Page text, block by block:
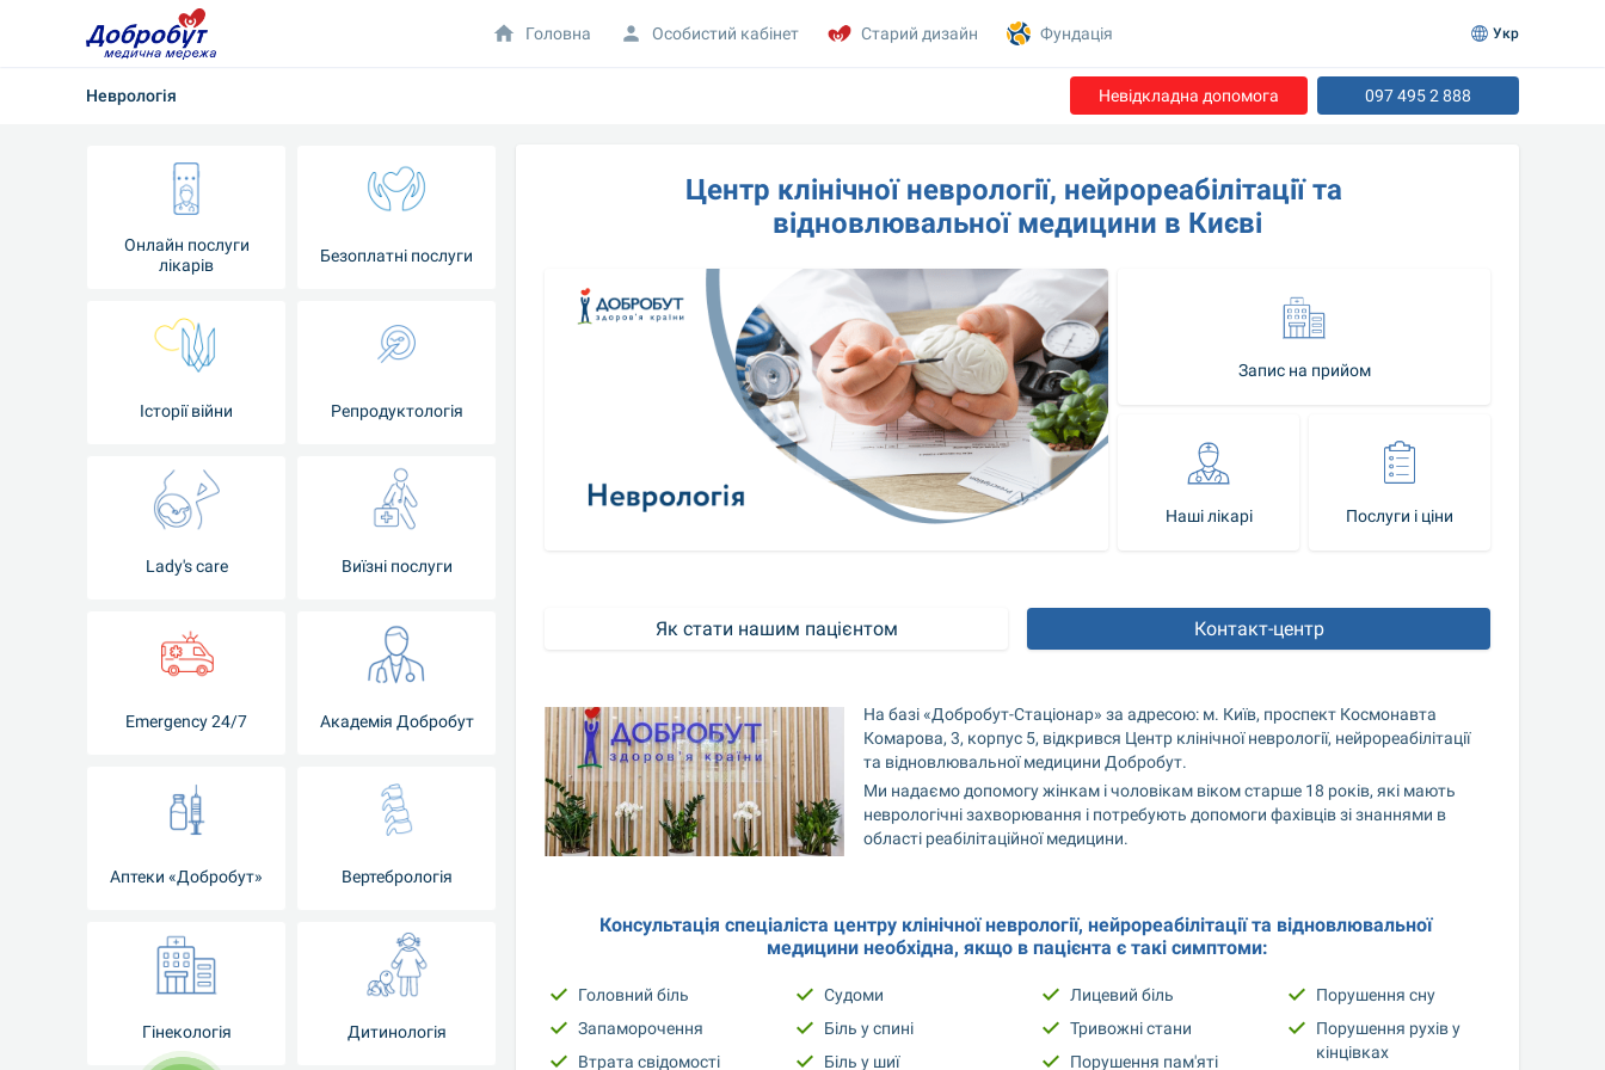
Неврологія Невідкладна допомога 097 495 2 888
Онлайн послуги
лікарів
Безоплатні послуги
Історії війни Репродуктологія
Lady's care Виїзні послуги
Emergency 24/7 Академія Добробут
Аптеки «Добробут» Вертебрологія
Гінекологія Дитинологія
Центр клінічної неврології, нейрореабілітації та
відновлювальної медицини в Києві
Запис на прийом
Наші лікарі Послуги і ціни
Як стати нашим пацієнтом Контакт-центр
На базі «Добробут-Стаціонар» за адресою: м. Київ, проспект Космонавта
Комарова, 3, корпус 5, відкрився Центр клінічної неврології, нейрореабілітації
та відновлювальної медицини Добробут.
Ми надаємо допомогу жінкам і чоловікам віком старше 18 років, які мають
неврологічні захворювання і потребують допомоги фахівців зі знаннями в
області реабілітаційної медицини.
Консультація спеціаліста центру клінічної неврології, нейрореабілітації та відновлювальної
медицини необхідна, якщо в пацієнта є такі симптоми:
Головний біль
Запаморочення
Втрата свідомості
Судоми
Біль у спині
Біль у шиї
Лицевий біль
Тривожні стани
Порушення пам'яті
Порушення сну
Порушення рухів у
кінцівках
Головна Особистий кабінет Старий дизайн Фундація Укр